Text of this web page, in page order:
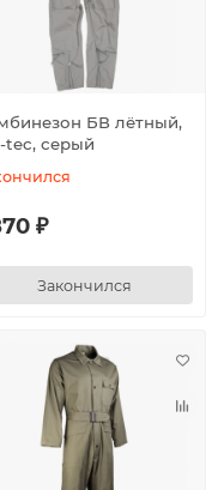
БВ лётный,
tec, серый
₽
Закончился